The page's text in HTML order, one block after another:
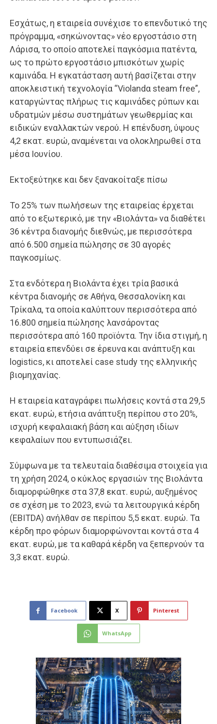
Εσχάτως, η εταιρεία συνέχισε το επενδυτικό της
πρόγραμμα, «σηκώνοντας» νέο εργοστάσιο στη
Λάρισα, το οποίο αποτελεί παγκόσμια πατέντα,
ως το πρώτο εργοστάσιο μπισκότων χωρίς
καμινάδα. Η εγκατάσταση αυτή βασίζεται στην
αποκλειστική τεχνολογία “Violandα steam free”,
καταργώντας πλήρως τις καμινάδες ρύπων και
υδρατμών μέσω συστημάτων γεωθερμίας και
ειδικών εναλλακτών νερού. Η επένδυση, ύψους
4,2 εκατ. ευρώ, αναμένεται να ολοκληρωθεί στα
μέσα Ιουνίου.
Εκτοξεύτηκε και δεν ξανακοίταξε πίσω
Το 25% των πωλήσεων της εταιρείας έρχεται
από το εξωτερικό, με την «Βιολάντα» να διαθέτει
36 κέντρα διανομής διεθνώς, με περισσότερα
από 6.500 σημεία πώλησης σε 30 αγορές
παγκοσμίως.
Στα ενδότερα η Βιολάντα έχει τρία βασικά
κέντρα διανομής σε Αθήνα, Θεσσαλονίκη και
Τρίκαλα, τα οποία καλύπτουν περισσότερα από
16.800 σημεία πώλησης λανσάροντας
περισσότερα από 160 προϊόντα. Την ίδια στιγμή, η
εταιρεία επενδύει σε έρευνα και ανάπτυξη και
logistics, κι αποτελεί case study της ελληνικής
βιομηχανίας.
Η εταιρεία καταγράφει πωλήσεις κοντά στα 29,5
εκατ. ευρώ, ετήσια ανάπτυξη περίπου στο 20%,
ισχυρή κεφαλαιακή βάση και αύξηση ιδίων
κεφαλαίων που εντυπωσιάζει.
Σύμφωνα με τα τελευταία διαθέσιμα στοιχεία για
τη χρήση 2024, ο κύκλος εργασιών της Βιολάντα
διαμορφώθηκε στα 37,8 εκατ. ευρώ, αυξημένος
σε σχέση με το 2023, ενώ τα λειτουργικά κέρδη
(EBITDA) ανήλθαν σε περίπου 5,5 εκατ. ευρώ. Τα
κέρδη προ φόρων διαμορφώνονται κοντά στα 4
εκατ. ευρώ, με τα καθαρά κέρδη να ξεπερνούν τα
3,3 εκατ. ευρώ.
Facebook X Pinterest
WhatsApp